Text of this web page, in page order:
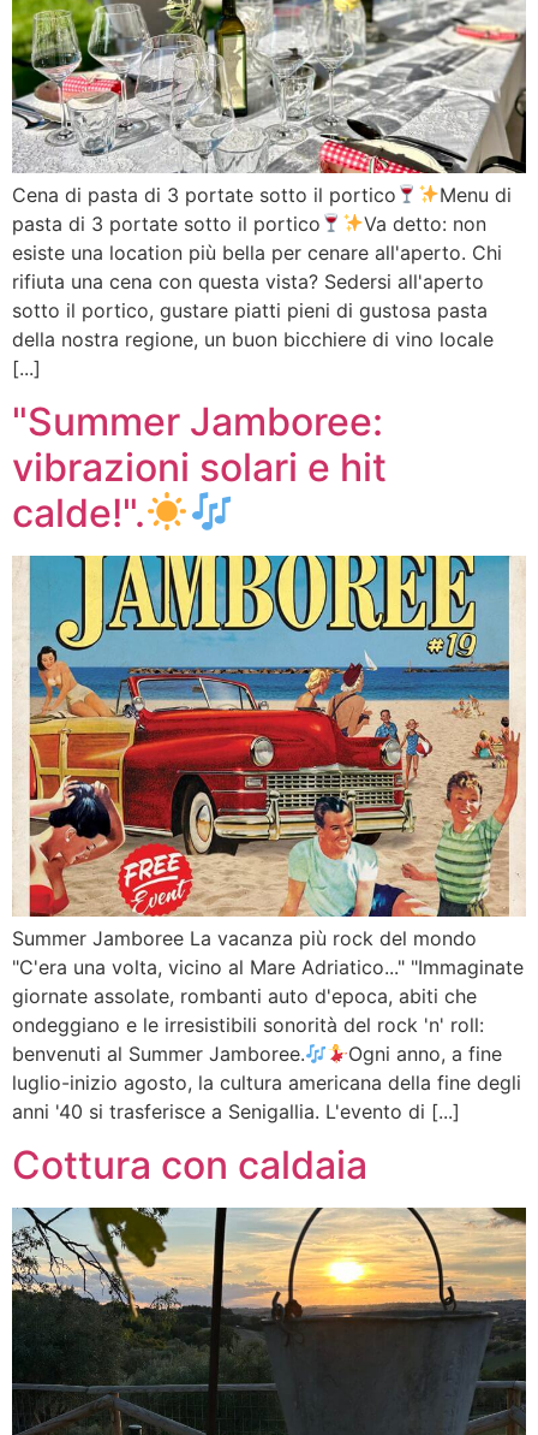
Cena di pasta di 3 portate sotto il portico
Menu di
pasta di 3 portate sotto il portico
Va detto: non
esiste una location più bella per cenare all'aperto. Chi
rifiuta una cena con questa vista? Sedersi all'aperto
sotto il portico, gustare piatti pieni di gustosa pasta
della nostra regione, un buon bicchiere di vino locale
[...]
"Summer Jamboree:
vibrazioni solari e hit
calde!".
Summer Jamboree La vacanza più rock del mondo
"C'era una volta, vicino al Mare Adriatico..." "Immaginate
giornate assolate, rombanti auto d'epoca, abiti che
ondeggiano e le irresistibili sonorità del rock 'n' roll:
benvenuti al Summer Jamboree.
Ogni anno, a fine
luglio-inizio agosto, la cultura americana della fine degli
anni '40 si trasferisce a Senigallia. L'evento di [...]
Cottura con caldaia